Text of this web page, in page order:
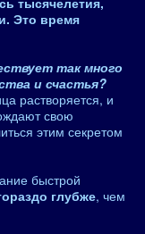
Это время
так много
и счастья?
растворяется, и
свою
этим секретом
быстрой
глубже, чем